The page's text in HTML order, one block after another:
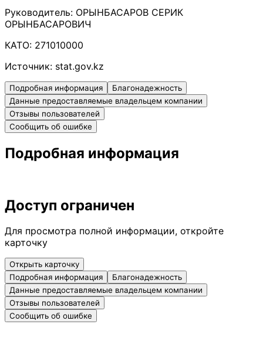
Руководитель: ОРЫНБАСАРОВ СЕРИК
ОРЫНБАСАРОВИЧ
КАТО: 271010000
Источник: stat.gov.kz
Подробная информация
Благонадежность
Данные предоставляемые владельцем компании
Отзывы пользователей
Сообщить об ошибке
Подробная информация
Доступ ограничен
Для просмотра полной информации, откройте
карточку
Открыть карточку
Подробная информация
Благонадежность
Данные предоставляемые владельцем компании
Отзывы пользователей
Сообщить об ошибке